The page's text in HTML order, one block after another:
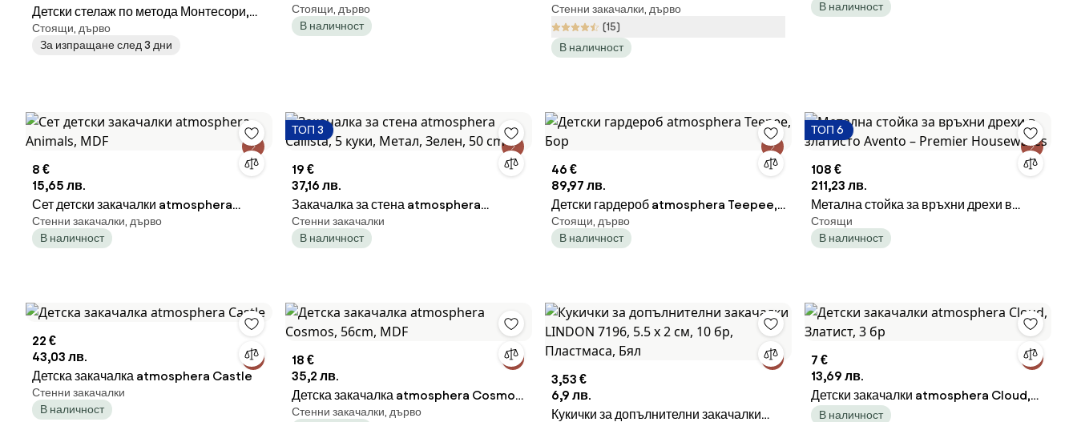
Детски стелаж по метода Монтесори,
рафт за дрехи и играчки KARIN
Стоящи, дърво
За изпращане след 3 дни
135 cm, MDF
Стоящи, дърво
В наличност
естествен цвят Ember – House Nordic
Стенни закачалки, дърво
(15)
В наличност
В наличност
8 €
15,65 лв.
Сет детски закачалки atmosphera
Animals, MDF
Стенни закачалки, дърво
В наличност
ТОП 3
19 €
37,16 лв.
Закачалка за стена atmosphera
Callista, 5 куки, Метал, Зелен, 50 cm
Стенни закачалки
В наличност
46 €
89,97 лв.
Детски гардероб atmosphera Teepee,
Бор
Стоящи, дърво
В наличност
ТОП 6
108 €
211,23 лв.
Метална стойка за връхни дрехи в
златисто Avento – Premier Housewares
Стоящи
В наличност
22 €
43,03 лв.
Детска закачалка atmosphera Castle
Стенни закачалки
В наличност
18 €
35,2 лв.
Детска закачалка atmosphera Cosmos,
56cm, MDF
Стенни закачалки, дърво
3,53 €
6,9 лв.
Кукички за допълнителни закачалки
7 €
13,69 лв.
Детски закачалки atmosphera Cloud,
Златист, 3 бр
В наличност